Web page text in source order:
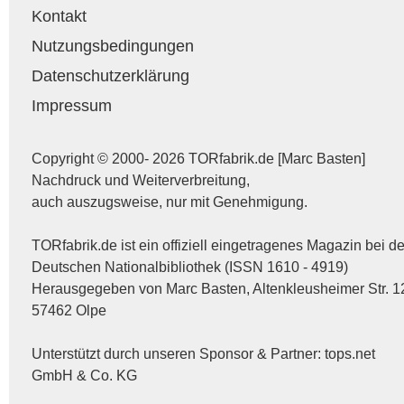
Kontakt
Nutzungsbedingungen
Datenschutzerklärung
Impressum
Copyright © 2000- 2026 TORfabrik.de [Marc Basten]
Nachdruck und Weiterverbreitung,
auch auszugsweise, nur mit Genehmigung.
TORfabrik.de ist ein offiziell eingetragenes Magazin bei
Deutschen Nationalbibliothek (ISSN 1610 - 4919)
Herausgegeben von Marc Basten, Altenkleusheimer Str.
57462 Olpe
Unterstützt durch unseren Sponsor & Partner: tops.net
GmbH & Co. KG